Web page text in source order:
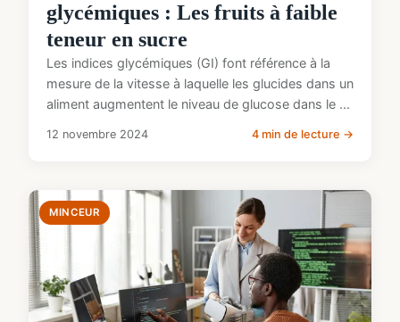
glycémiques : Les fruits à faible
teneur en sucre
Les indices glycémiques (GI) font référence à la
mesure de la vitesse à laquelle les glucides dans un
aliment augmentent le niveau de glucose dans le ...
12 novembre 2024 4 min de lecture →
MINCEUR